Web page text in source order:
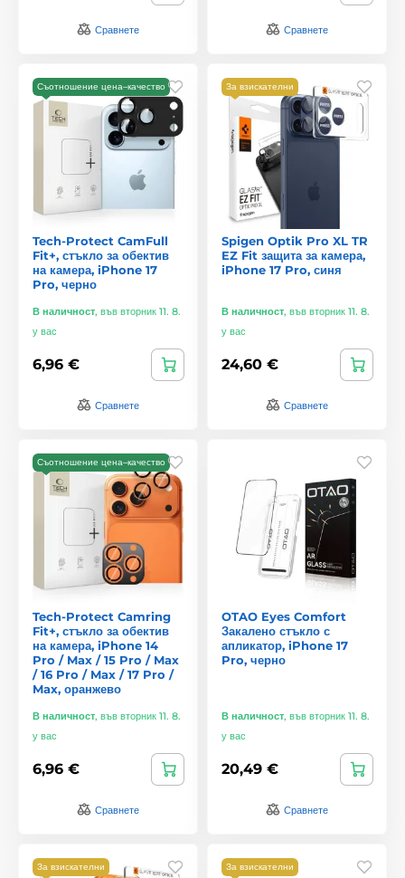
Сравнете Сравнете
Съотношение цена–качество
Tech-Protect CamFull
Fit+, стъкло за обектив
на камера, iPhone 17
Pro, черно
В наличност, във вторник 11. 8.
у вас
6,96 €
Сравнете
За взискателни
Spigen Optik Pro XL TR
EZ Fit защита за камера,
iPhone 17 Pro, синя
В наличност, във вторник 11. 8.
у вас
24,60 €
Сравнете
Съотношение цена–качество
Tech-Protect Camring
Fit+, стъкло за обектив
на камера, iPhone 14
Pro / Max / 15 Pro / Max
/ 16 Pro / Max / 17 Pro /
Max, оранжево
В наличност, във вторник 11. 8.
у вас
6,96 €
Сравнете
OTAO Eyes Comfort
Закалено стъкло с
апликатор, iPhone 17
Pro, черно
В наличност, във вторник 11. 8.
у вас
20,49 €
Сравнете
За взискателни За взискателни